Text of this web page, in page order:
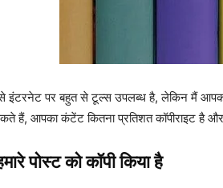
इंटरनेट पर बहुत से टूल्स उपलब्ध है, लेकिन मैं
हैं, आपका कंटेंट कितना प्रतिशत कॉपीराइट है
पोस्ट को कॉपी किया है